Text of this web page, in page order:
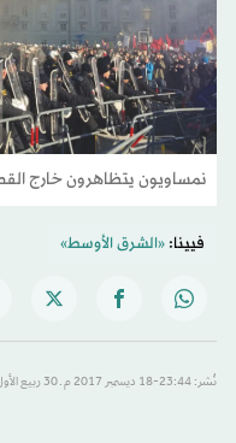
نمساويون يتظاهرون خارج
فيينا:«الشرق الأوسط»
نُشر: 23:44-18 ديسمبر 2017 م ـ 30 ربيع الأول 1439 هـ